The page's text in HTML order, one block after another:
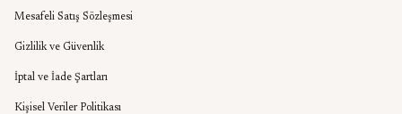
Mesafeli Satış Sözleşmesi
Gizlilik ve Güvenlik
İptal ve İade Şartları
Kişisel Veriler Politikası